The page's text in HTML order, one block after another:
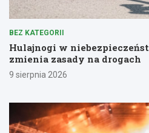
BEZ KATEGORII
Hulajnogi w
zmienia zasady na drogach
9 sierpnia 2026